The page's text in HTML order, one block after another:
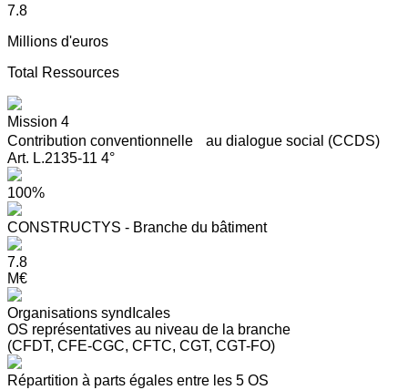
7.8
Millions d'euros
Total Ressources
Mission 4
Contribution conventionnelle au dialogue social (CCDS)
Art. L.2135-11 4°
100%
CONSTRUCTYS - Branche du bâtiment
7.8
M€
Organisations syndIcales
OS représentatives au niveau de la branche
(CFDT, CFE-CGC, CFTC, CGT, CGT-FO)
Répartition à parts égales entre les 5 OS